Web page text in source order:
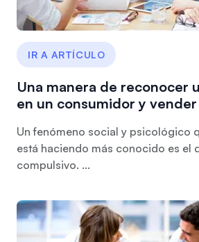
IR A ARTÍCULO
Una manera de reconocer
en un consumidor y vender
Un fenómeno social y psicológico
está haciendo más conocido es el
compulsivo. ...